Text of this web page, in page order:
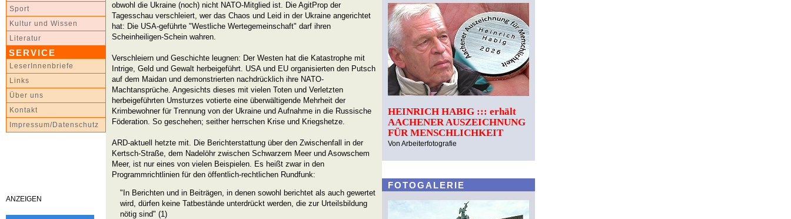
Sport
Kultur und Wissen
Literatur
SERVICE
LeserInnenbriefe
Links
Über uns
Kontakt
Impressum/Datenschutz
ANZEIGEN
obwohl die Ukraine (noch) nicht NATO-Mitglied ist. Die AgitProp der
Tagesschau verschleiert, wer das Chaos und Leid in der Ukraine angerichtet
hat: Die USA-geführte "Westliche Wertegemeinschaft" darf ihren
Scheinheiligen-Schein wahren.
Verschleiern und Geschichte leugnen: Der Westen hat die Katastrophe mit
Intrige, Geld und Gewalt herbeigeführt. USA und EU organisierten den Putsch
auf dem Maidan und demonstrierten nachdrücklich ihre NATO-
Machtansprüche. Angesichts dieses mit vielen Toten und Verletzten
herbeigeführten Umsturzes votierte eine überwältigende Mehrheit der
Krimbewohner für Trennung von der Ukraine und Aufnahme in die Russische
Föderation. So geschehen; seither herrschen Krise und Kriegshetze.
ARD-aktuell hetzte mit. Die Berichterstattung über den Zwischenfall in der
Kertsch-Straße, dem Nadelöhr zwischen Schwarzem Meer und Asowschem
Meer, ist nur eines von vielen Beispielen. Es heißt zwar in den
Programmrichtlinien für den öffentlich-rechtlichen Rundfunk:
"In Berichten und in Beiträgen, in denen sowohl berichtet als auch gewertet
wird, dürfen keine Tatbestände unterdrückt werden, die zur Urteilsbildung
nötig sind" (1)
HEINRICH HABIG ::: erhält
AACHENER AUSZEICHNUNG
FÜR MENSCHLICHKEIT
Von Arbeiterfotografie
FOTOGALERIE